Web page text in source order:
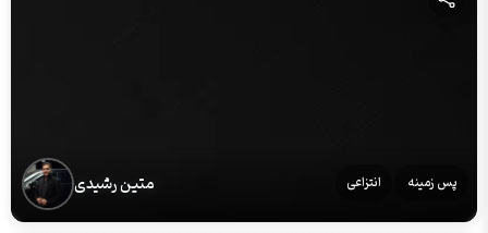
پس زمینه انتزاعی متین رشیدی